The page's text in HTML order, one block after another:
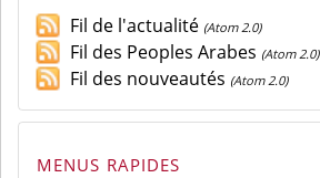
Fil de l'actualité (Atom 2.0)
Fil des Peoples Arabes (Atom 2.0)
Fil des nouveautés (Atom 2.0)
MENUS RAPIDES